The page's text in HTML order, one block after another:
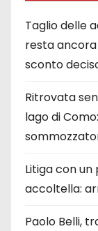
i
c
o
l
i
Taglio delle
resta
sconto
Ritrovata
lago di
Litiga con un
accoltella:
Paolo Belli,